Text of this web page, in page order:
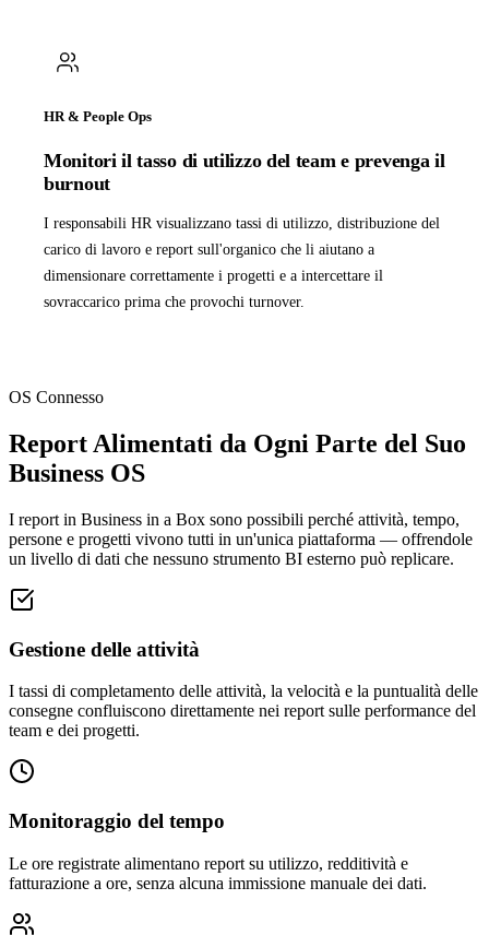
HR & People Ops
Monitori il tasso di utilizzo del team e prevenga il
burnout
I responsabili HR visualizzano tassi di utilizzo, distribuzione del
carico di lavoro e report sull'organico che li aiutano a
dimensionare correttamente i progetti e a intercettare il
sovraccarico prima che provochi turnover.
OS Connesso
Report Alimentati da Ogni Parte del Suo
Business OS
I report in Business in a Box sono possibili perché attività, tempo,
persone e progetti vivono tutti in un'unica piattaforma — offrendole
un livello di dati che nessuno strumento BI esterno può replicare.
Gestione delle attività
I tassi di completamento delle attività, la velocità e la puntualità delle
consegne confluiscono direttamente nei report sulle performance del
team e dei progetti.
Monitoraggio del tempo
Le ore registrate alimentano report su utilizzo, redditività e
fatturazione a ore, senza alcuna immissione manuale dei dati.